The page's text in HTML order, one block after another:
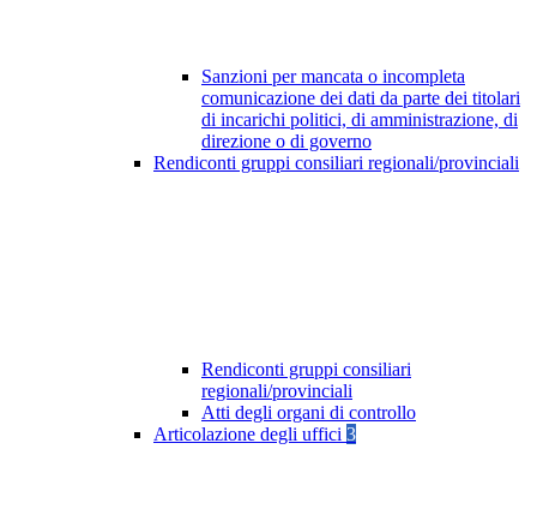
Sanzioni per mancata o incompleta
comunicazione dei dati da parte dei titolari
di incarichi politici, di amministrazione, di
direzione o di governo
Rendiconti gruppi consiliari regionali/provinciali
Rendiconti gruppi consiliari
regionali/provinciali
Atti degli organi di controllo
Articolazione degli uffici 3